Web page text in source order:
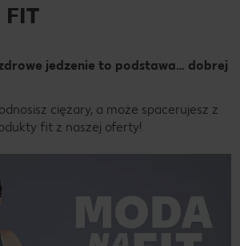
jedzenie to podstawa… dobrej
ciężary, a może spacerujesz z
fit z naszej oferty!